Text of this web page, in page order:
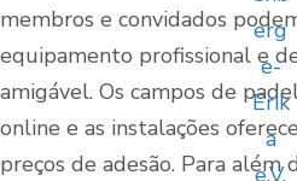
membros e convidados
equipamento profissional e
amigável. Os campos de
online e as instalações
preços de adesão. Para além